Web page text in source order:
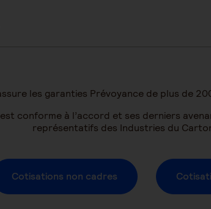
les garanties Prévoyance de plus de
conforme à l’accord et ses derniers
représentatifs des Industries du
Cotisations non cadres